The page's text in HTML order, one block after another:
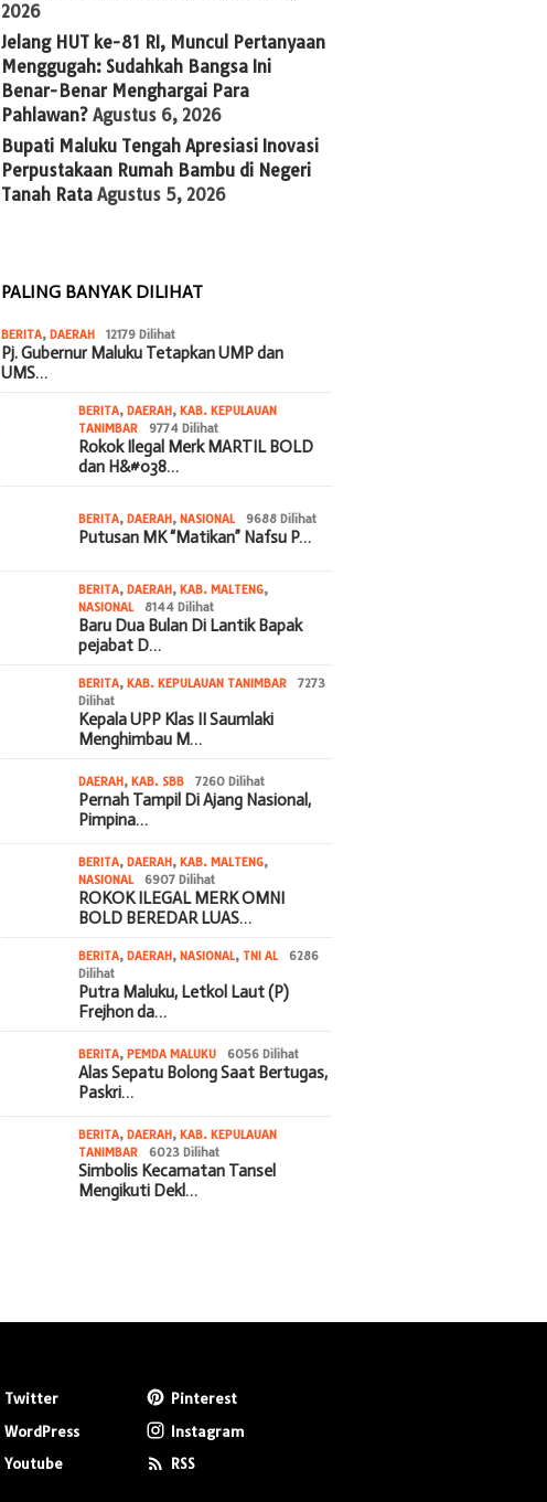
2026
Jelang HUT ke-81 RI, Muncul Pertanyaan
Menggugah: Sudahkah Bangsa Ini
Benar-Benar Menghargai Para
Pahlawan? Agustus 6, 2026
Bupati Maluku Tengah Apresiasi Inovasi
Perpustakaan Rumah Bambu di Negeri
Tanah Rata Agustus 5, 2026
PALING BANYAK DILIHAT
BERITA,DAERAH 12179 Dilihat
Pj. Gubernur Maluku Tetapkan UMP dan
UMS…
BERITA,DAERAH,KAB. KEPULAUAN
TANIMBAR
9774 Dilihat
Rokok Ilegal Merk MARTIL BOLD
dan H&#038…
BERITA,DAERAH,NASIONAL 9688 Dilihat
Putusan MK “Matikan” Nafsu P…
BERITA,DAERAH,KAB. MALTENG,
NASIONAL
8144 Dilihat
Baru Dua Bulan Di Lantik Bapak
pejabat D…
BERITA,KAB. KEPULAUAN TANIMBAR
7273
Dilihat
Kepala UPP Klas II Saumlaki
Menghimbau M…
DAERAH,KAB. SBB 7260 Dilihat
Pernah Tampil Di Ajang Nasional,
Pimpina…
BERITA,DAERAH,KAB. MALTENG,
NASIONAL
6907 Dilihat
ROKOK ILEGAL MERK OMNI
BOLD BEREDAR LUAS…
BERITA,DAERAH,NASIONAL, TNI AL
6286
Dilihat
Putra Maluku, Letkol Laut (P)
Frejhon da…
BERITA,PEMDA MALUKU 6056 Dilihat
Alas Sepatu Bolong Saat Bertugas,
Paskri…
BERITA,DAERAH,KAB. KEPULAUAN
TANIMBAR
6023 Dilihat
Simbolis Kecamatan Tansel
Mengikuti Dekl…
Twitter
Pinterest
WordPress
Instagram
Youtube RSS